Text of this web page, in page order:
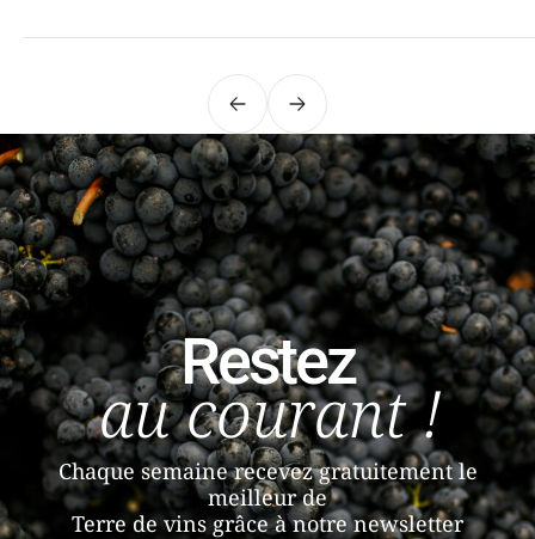
PrécédentSuivant
Restez
au courant !
Chaque semaine recevez gratuitement le
meilleur de
Terre de vins grâce à notre newsletter